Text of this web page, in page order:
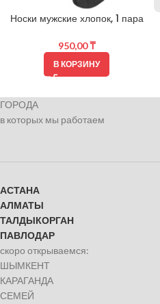
Носки мужские хлопок, 1 пара
950,00₸
В КОРЗИНУ
ГОРОДА
в которых мы работаем
АСТАНА
АЛМАТЫ
ТАЛДЫКОРГАН
ПАВЛОДАР
скоро открываемся:
ШЫМКЕНТ
КАРАГАНДА
СЕМЕЙ